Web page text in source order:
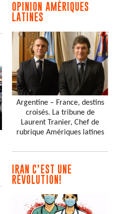
OPINION AMÉRIQUES
LATINES
Argentine – France, destins
croisés. La tribune de
Laurent Tranier, Chef de
rubrique Amériques latines
IRAN C'EST UNE
RÉVOLUTION!